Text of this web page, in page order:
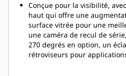
Conçue pour la visibilité,
haut qui offre une
surface vitrée pour une
une caméra de recul de
270 degrés en option, un
rétroviseurs pour